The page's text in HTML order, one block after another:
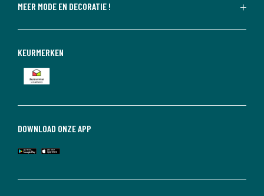
MEER MODE EN DECORATIE !
DOWNLOAD ONZE APP
KEURMERKEN